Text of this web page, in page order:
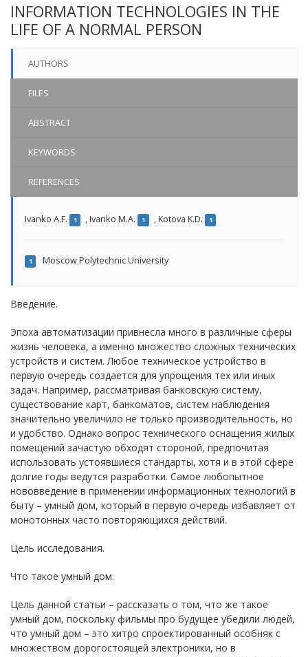
INFORMATION TECHNOLOGIES IN THE
LIFE OF A NORMAL PERSON
AUTHORS
FILES
ABSTRACT
KEYWORDS
REFERENCES
Ivanko A.F. 1 ,Ivanko M.A. 1 ,Kotova K.D. 1
1 Moscow Polytechnic University
Введение.
Эпоха автоматизации привнесла много в различные сферы
жизнь человека, а именно множество сложных технических
устройств и систем. Любое техническое устройство в
первую очередь создается для упрощения тех или иных
задач. Например, рассматривая банковскую систему,
существование карт, банкоматов, систем наблюдения
значительно увеличило не только производительность, но
и удобство. Однако вопрос технического оснащения жилых
помещений зачастую обходят стороной, предпочитая
использовать устоявшиеся стандарты, хотя и в этой сфере
долгие годы ведутся разработки. Самое любопытное
нововведение в применении информационных технологий в
быту – умный дом, который в первую очередь избавляет от
монотонных часто повторяющихся действий.
Цель исследования.
Что такое умный дом.
Цель данной статьи – рассказать о том, что же такое
умный дом, поскольку фильмы про будущее убедили людей,
что умный дом – это хитро спроектированный особняк с
множеством дорогостоящей электроники, но в